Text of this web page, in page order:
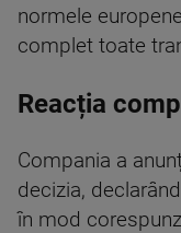
normele
complet toate
Reacția
Compania a
decizia,
în mod